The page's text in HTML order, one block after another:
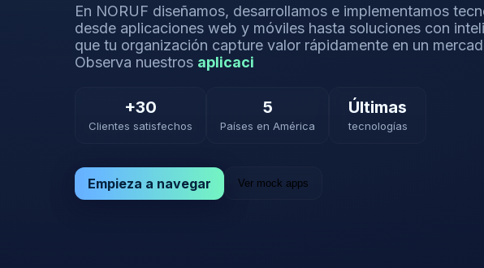
En NORUF diseñamos, desarrollamos e implementamos
desde aplicaciones web y móviles hasta soluciones con
que tu organización capture valor rápidamente en un
Observa nuestros
+30
Clientes satisfechos
5
Países en América
Últimas
tecnologías
Empieza a navegar Ver mock apps